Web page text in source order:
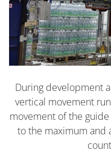
During development
vertical movement
movement of the
to the maximum and